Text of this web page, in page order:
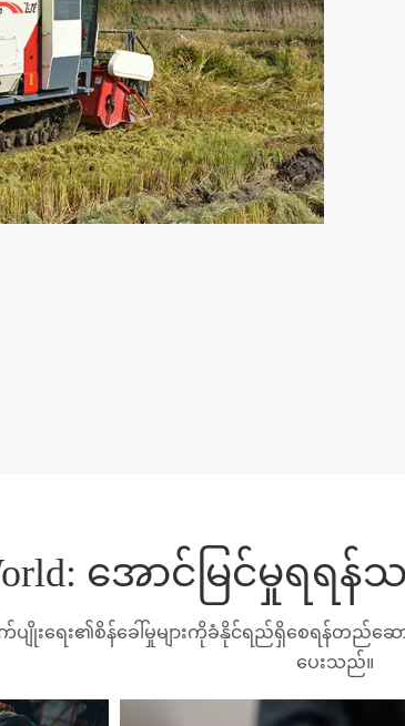
အောင်မြင်မှုရ
ပျိုးရေး၏စိန်ခေါ်မှုများကိုခံနိုင်ရည်ရှိစေရန်တ
ပေးသည်။